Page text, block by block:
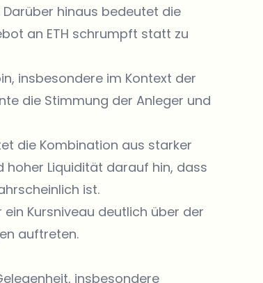
hinaus bedeutet die
an ETH schrumpft statt zu
insbesondere im Kontext der
die Stimmung der Anleger und
die Kombination aus starker
Liquidität darauf hin, dass
ist.
Kursniveau deutlich über der
auftreten.
insbesondere